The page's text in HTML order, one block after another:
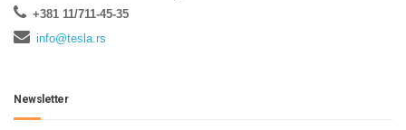
+381 11/711-45-35
info@tesla.rs
Newsletter